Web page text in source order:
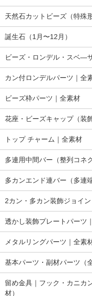
天然石カットビーズ（特殊
誕生石（1月〜12月）
ビーズ・ロンデル・スベ―
カン付ロンデルパーツ｜全
ビーズ枠パーツ｜全素材
花座・ビーズキャップ（装
トップ チャーム｜全素材
多連用中間バー（整列コネ
多カンエンド連バー（多連
2カン・多カン装飾ジョイ
透かし装飾プレートパーツ
メタルリングパーツ｜全素
基本パーツ・副材パーツ（
留め金具｜フック・カニカ
材）